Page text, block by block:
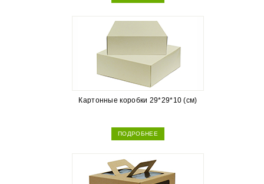
Картонные коробки 29*29*10 (см)
ПОДРОБНЕЕ